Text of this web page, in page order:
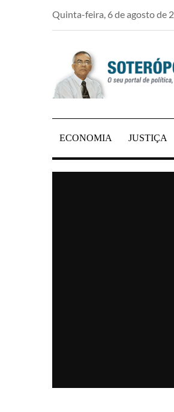
Quinta-feira, 6 de agosto de
PORTAL DE NOTÍCIAS
ECONOMIA JUSTIÇA